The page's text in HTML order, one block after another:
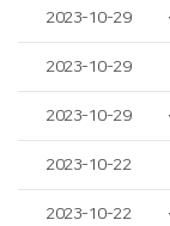
2023-10-29
2023-10-29
2023-10-29
2023-10-22
2023-10-22